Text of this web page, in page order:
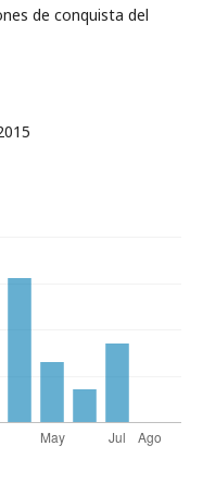
de conquista del